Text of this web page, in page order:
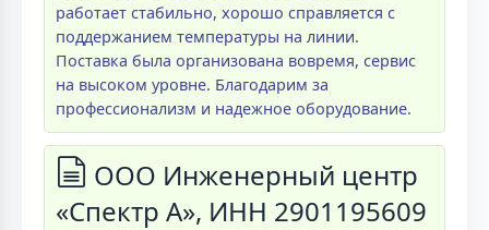
работает стабильно, хорошо справляется с
поддержанием температуры на линии.
Поставка была организована вовремя, сервис
на высоком уровне. Благодарим за
профессионализм и надежное оборудование.
ООО Инженерный центр
«Спектр А», ИНН 2901195609